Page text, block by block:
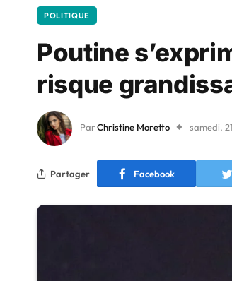
POLITIQUE
Poutine
risque
ParChristine Moretto samedi,
Partager Facebook